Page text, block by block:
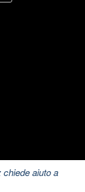
chiede aiuto a